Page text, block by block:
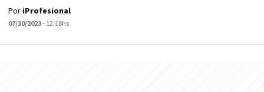
Por iProfesional
07/10/2023- 12:18hs